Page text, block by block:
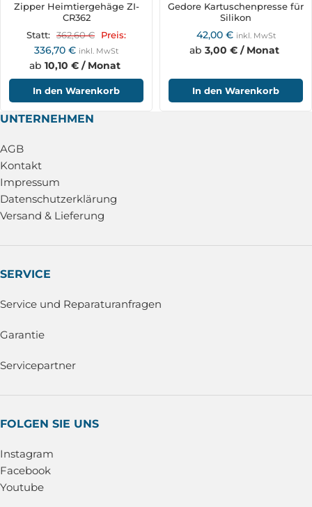
Zipper Heimtiergehäge ZI-
CR362
Statt: 362,60€ Preis:
336,70 € inkl. MwSt
ab 10,10 € / Monat
In den Warenkorb
Gedore Kartuschenpresse für
Silikon
42,00 € inkl. MwSt
ab 3,00 € / Monat
In den Warenkorb
UNTERNEHMEN
AGB
Kontakt
Impressum
Datenschutzerklärung
Versand & Lieferung
SERVICE
Service und Reparaturanfragen
Garantie
Servicepartner
FOLGEN SIE UNS
Instagram
Facebook
Youtube